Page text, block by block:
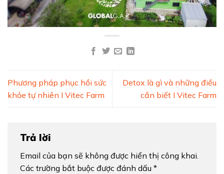
Phương pháp phục hồi sức
khỏe tự nhiên I Vitec Farm
Detox là gì và những điều
cần biết I Vitec Farm
Trả lời
Email của bạn sẽ không được hiển thị công khai.
Các trường bắt buộc được đánh dấu *